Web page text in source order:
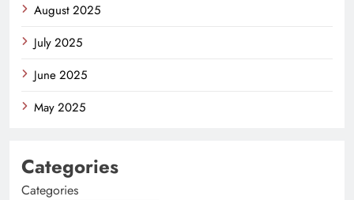
August 2025
July 2025
June 2025
May 2025
Categories
Categories